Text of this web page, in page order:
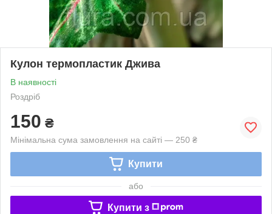
Кулон термопластик Джива
В наявності
Роздріб
150 ₴
Мінімальна сума замовлення на сайті — 250 ₴
Купити
або
Купити з